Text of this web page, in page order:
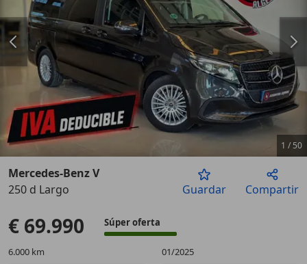
Anterior
1 / 50
Mercedes-Benz V
250 d Largo
Guardar Compartir
€ 69.990 Súper oferta
6.000 km
01/2025